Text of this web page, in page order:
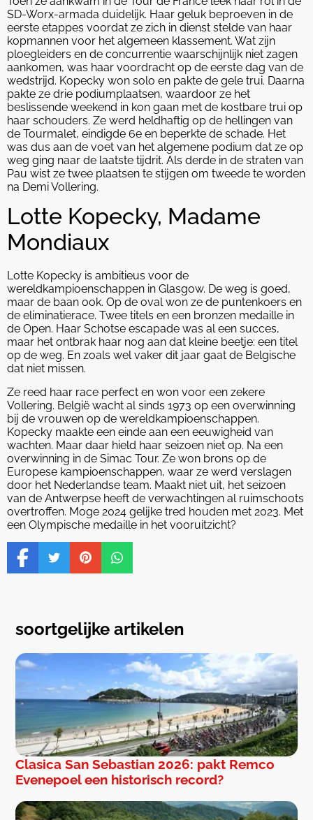
SD-Worx-armada duidelijk. Haar geluk beproeven in de
eerste etappes voordat ze zich in dienst stelde van haar
kopmannen voor het algemeen klassement. Wat zijn
ploegleiders en de concurrentie waarschijnlijk niet zagen
aankomen, was haar voordracht op de eerste dag van de
wedstrijd. Kopecky won solo en pakte de gele trui. Daarna
pakte ze drie podiumplaatsen, waardoor ze het
beslissende weekend in kon gaan met de kostbare trui op
haar schouders. Ze werd heldhaftig op de hellingen van
de Tourmalet, eindigde 6e en beperkte de schade. Het
was dus aan de voet van het algemene podium dat ze op
weg ging naar de laatste tijdrit. Als derde in de straten van
Pau wist ze twee plaatsen te stijgen om tweede te worden
na Demi Vollering.
Lotte Kopecky, Madame
Mondiaux
Lotte Kopecky is ambitieus voor de
wereldkampioenschappen in Glasgow. De weg is goed,
maar de baan ook. Op de oval won ze de puntenkoers en
de eliminatierace. Twee titels en een bronzen medaille in
de Open. Haar Schotse escapade was al een succes,
maar het ontbrak haar nog aan dat kleine beetje: een titel
op de weg. En zoals wel vaker dit jaar gaat de Belgische
dat niet missen.
Ze reed haar race perfect en won voor een zekere
Vollering. België wacht al sinds 1973 op een overwinning
bij de vrouwen op de wereldkampioenschappen.
Kopecky maakte een einde aan een eeuwigheid van
wachten. Maar daar hield haar seizoen niet op. Na een
overwinning in de Simac Tour. Ze won brons op de
Europese kampioenschappen, waar ze werd verslagen
door het Nederlandse team. Maakt niet uit, het seizoen
van de Antwerpse heeft de verwachtingen al ruimschoots
overtroffen. Moge 2024 gelijke tred houden met 2023. Met
een Olympische medaille in het vooruitzicht?
soortgelijke artikelen
Clasica San Sebastian 2026: pakt Remco
Evenepoel een historisch record?